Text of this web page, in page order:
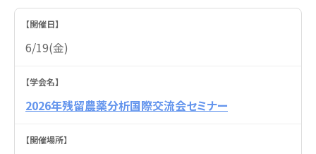
6/19(金)
2026年残留農薬分析国際交流会セミナー